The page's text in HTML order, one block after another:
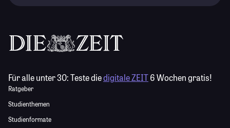
Für alle unter 30:Teste diedigitale ZEIT6 Wochen gratis!
Ratgeber
Studienthemen
Studienformate